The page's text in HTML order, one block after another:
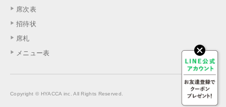
席次表
招待状
席札
メニュー表
Copyright © HYACCA inc. All Rights Reserved.